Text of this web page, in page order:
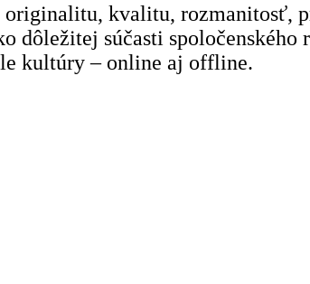
kvalitu, rozmanitosť,
dôležitej súčasti
kultúry – online aj offline.